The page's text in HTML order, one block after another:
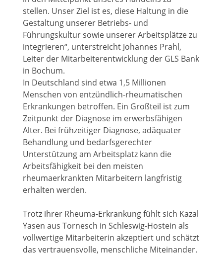
stellen. Unser Ziel ist es, diese Haltung in die
Gestaltung unserer Betriebs- und
Führungskultur sowie unserer Arbeitsplätze zu
integrieren“, unterstreicht Johannes Prahl,
Leiter der Mitarbeiterentwicklung der GLS Bank
in Bochum.
In Deutschland sind etwa 1,5 Millionen
Menschen von entzündlich-rheumatischen
Erkrankungen betroffen. Ein Großteil ist zum
Zeitpunkt der Diagnose im erwerbsfähigen
Alter. Bei frühzeitiger Diagnose, adäquater
Behandlung und bedarfsgerechter
Unterstützung am Arbeitsplatz kann die
Arbeitsfähigkeit bei den meisten
rheumaerkrankten Mitarbeitern langfristig
erhalten werden.
Trotz ihrer Rheuma-Erkrankung fühlt sich Kazal
Yasen aus Tornesch in Schleswig-Hostein als
vollwertige Mitarbeiterin akzeptiert und schätzt
das vertrauensvolle, menschliche Miteinander.